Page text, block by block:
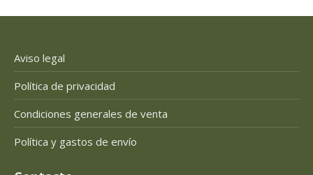
Aviso legal
Política de privacidad
Condiciones generales de venta
Política y gastos de envío